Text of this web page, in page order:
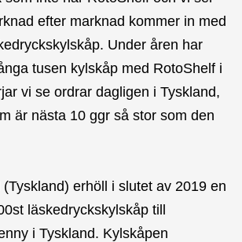
efter marknad kommer in med
Under åren har
tusen kylskåp med RotoShelf i
vi se ordrar dagligen i Tyskland,
är nästa 10 ggr så stor som den
erhöll i slutet av 2019 en
läskedryckskylskåp till
i Tyskland. Kylskåpen